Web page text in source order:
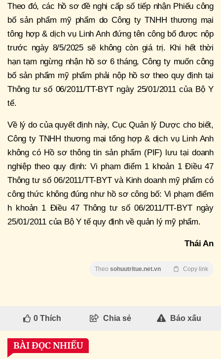
Theo đó, các hồ sơ đề nghị cấp số tiếp nhận Phiếu công
bố sản phẩm mỹ phẩm do Công ty TNHH thương mại
tông hợp & dịch vụ Linh Anh đứng tên công bố được nộp
trước ngày 8/5/2025 sẽ không còn giá trị. Khi hết thời
hạn tạm ngừng nhận hồ sơ 6 tháng, Công ty muốn công
bố sản phẩm mỹ phẩm phải nộp hồ sơ theo quy định tại
Thông tư số 06/2011/TT-BYT ngày 25/01/2011 của Bộ Y
tế.
Về lý do của quyết định này, Cục Quản lý Dược cho biết,
Công ty TNHH thương mại tổng hợp & dịch vụ Linh Anh
không có Hồ sơ thông tin sản phẩm (PIF) lưu tại doanh
nghiệp theo quy định: Vi phạm điểm 1 khoản 1 Điều 47
Thông tư số 06/2011/TT-BYT và Kinh doanh mỹ phẩm có
công thức không đúng như hồ sơ công bố: Vi phạm điểm
h khoản 1 Điều 47 Thông tư số 06/2011/TT-BYT ngày
25/01/2011 của Bộ Y tế quy định về quản lý mỹ phẩm.
Thái An
Theo sohuutritue.net.vn Copy link
0Thích Chia sẻ Báo xấu
BÀI ĐỌC NHIỀU